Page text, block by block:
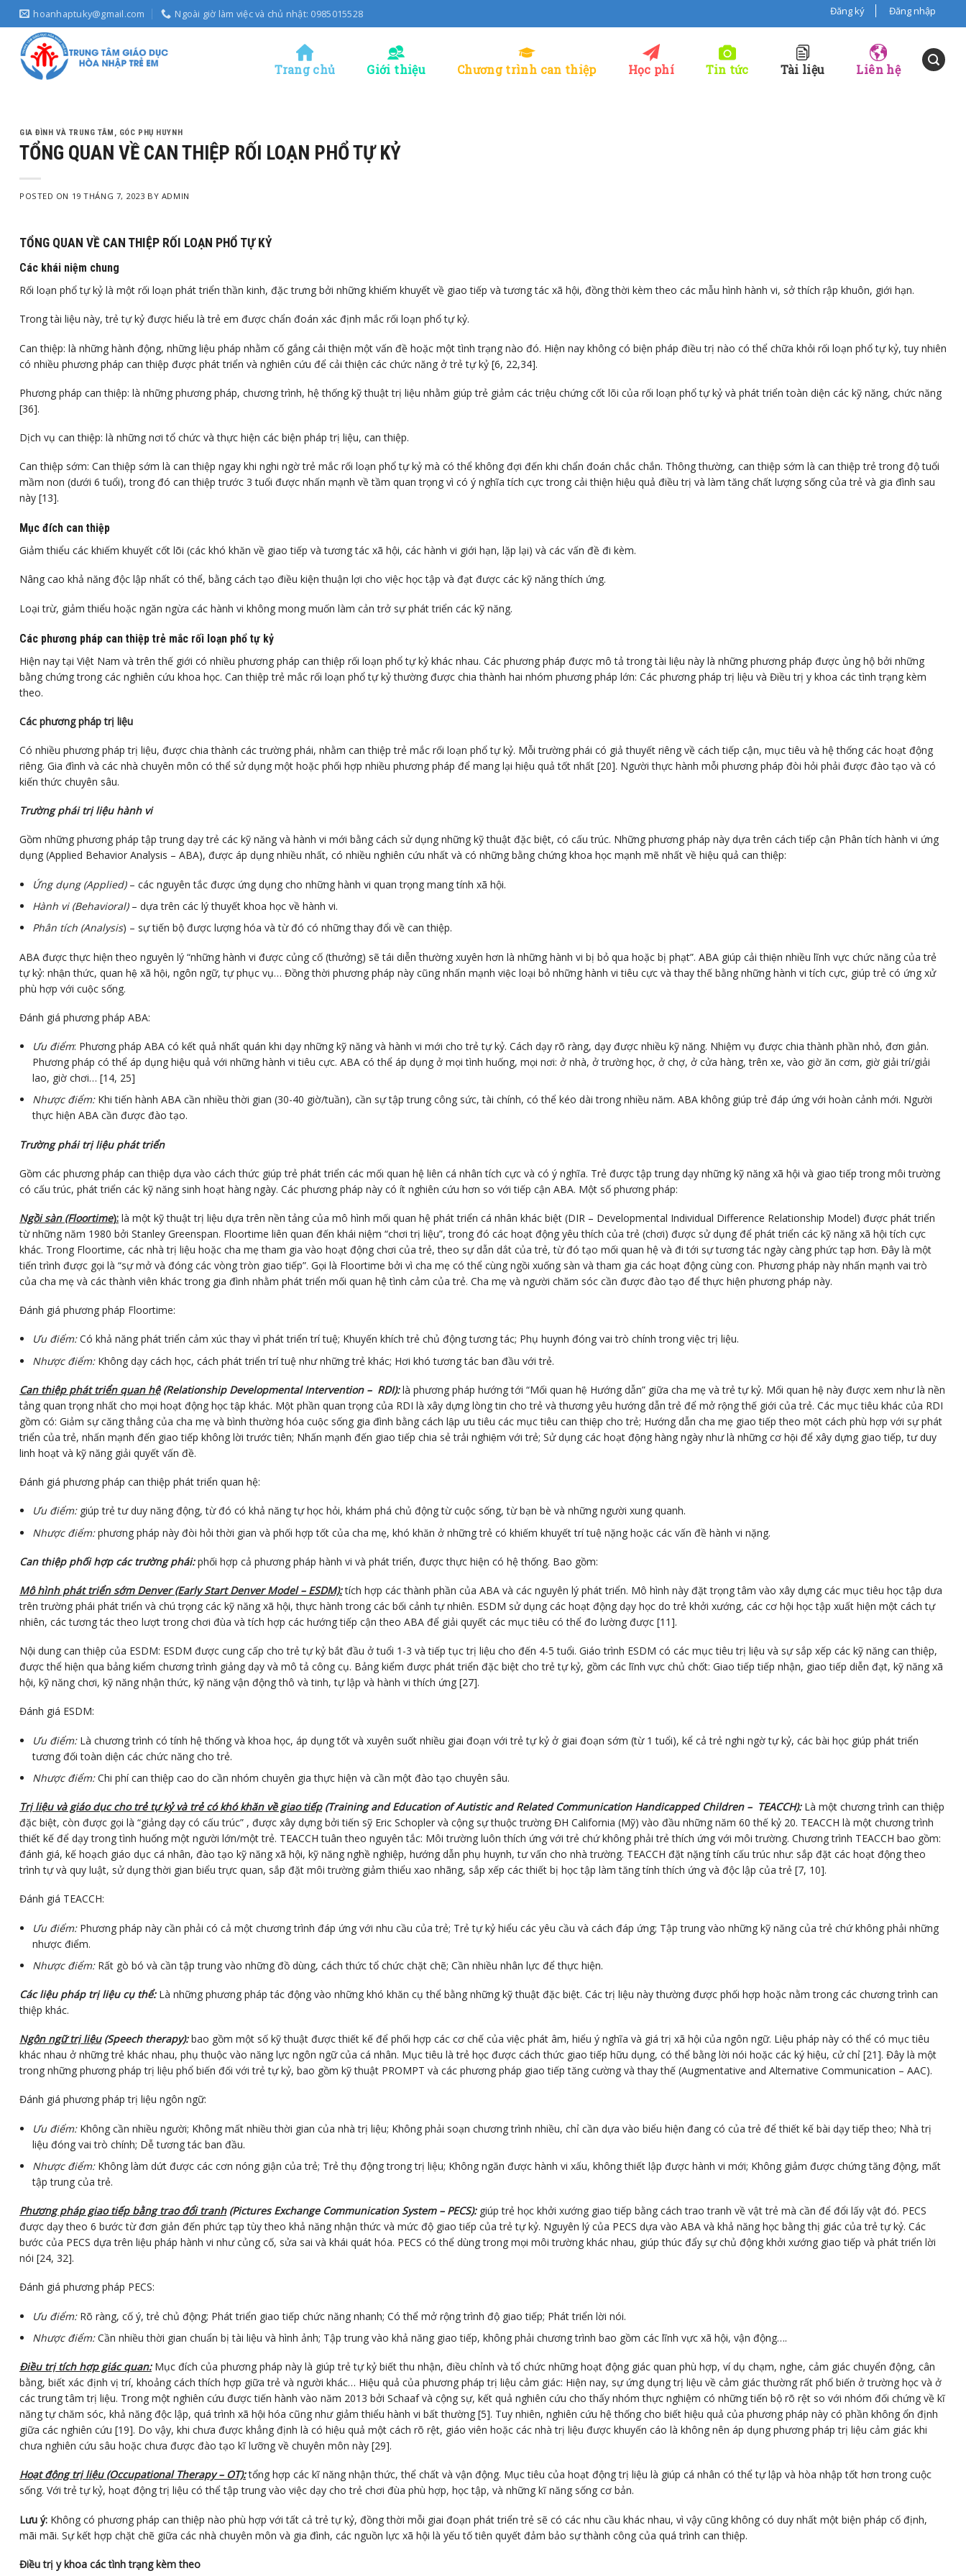
Skip
to
content
hoanhaptuky@gmail.com Ngoài giờ làm việc và chủ nhật: 0985015528 Đăng ký Đăng nhập
Trang chủ Giới thiệu Chương trình can thiệp Học phí Tin tức Tài liệu Liên hệ
GIA ĐÌNH VÀ TRUNG TÂM , GÓC PHỤ HUYNH
TỔNG QUAN VỀ CAN THIỆP RỐI LOẠN PHỔ TỰ KỶ
POSTED ON 19 THÁNG 7, 2023 BY ADMIN
TỔNG QUAN VỀ CAN THIỆP RỐI LOẠN PHỔ TỰ KỶ
Các khái niệm chung
Rối loạn phổ tự kỷ là một rối loạn phát triển thần kinh, đặc trưng bởi những khiếm khuyết về giao tiếp và tương tác xã hội, đồng thời kèm theo các mẫu hình hành vi, sở thích rập khuôn, giới hạn.
Trong tài liệu này, trẻ tự kỷ được hiểu là trẻ em được chẩn đoán xác định mắc rối loạn phổ tự kỷ.
Can thiệp: là những hành động, những liệu pháp nhằm cố gắng cải thiện một vấn đề hoặc một tình trạng nào đó. Hiện nay không có biện pháp điều trị nào có thể chữa khỏi rối loạn phổ tự kỷ, tuy nhiên
có nhiều phương pháp can thiệp được phát triển và nghiên cứu để cải thiện các chức năng ở trẻ tự kỷ [6, 22,34].
Phương pháp can thiệp: là những phương pháp, chương trình, hệ thống kỹ thuật trị liệu nhằm giúp trẻ giảm các triệu chứng cốt lõi của rối loạn phổ tự kỷ và phát triển toàn diện các kỹ năng, chức năng
[36].
Dịch vụ can thiệp: là những nơi tổ chức và thực hiện các biện pháp trị liệu, can thiệp.
Can thiệp sớm: Can thiệp sớm là can thiệp ngay khi nghi ngờ trẻ mắc rối loạn phổ tự kỷ mà có thể không đợi đến khi chẩn đoán chắc chắn. Thông thường, can thiệp sớm là can thiệp trẻ trong độ tuổi
mầm non (dưới 6 tuổi), trong đó can thiệp trước 3 tuổi được nhấn mạnh về tầm quan trọng vì có ý nghĩa tích cực trong cải thiện hiệu quả điều trị và làm tăng chất lượng sống của trẻ và gia đình sau
này [13].
Mục đích can thiệp
Giảm thiểu các khiếm khuyết cốt lõi (các khó khăn về giao tiếp và tương tác xã hội, các hành vi giới hạn, lặp lại) và các vấn đề đi kèm.
Nâng cao khả năng độc lập nhất có thể, bằng cách tạo điều kiện thuận lợi cho việc học tập và đạt được các kỹ năng thích ứng.
Loại trừ, giảm thiểu hoặc ngăn ngừa các hành vi không mong muốn làm cản trở sự phát triển các kỹ năng.
Các phương pháp can thiệp trẻ mắc rối loạn phổ tự kỷ
Hiện nay tại Việt Nam và trên thế giới có nhiều phương pháp can thiệp rối loạn phổ tự kỷ khác nhau. Các phương pháp được mô tả trong tài liệu này là những phương pháp được ủng hộ bởi những
bằng chứng trong các nghiên cứu khoa học. Can thiệp trẻ mắc rối loạn phổ tự kỷ thường được chia thành hai nhóm phương pháp lớn: Các phương pháp trị liệu và Điều trị y khoa các tình trạng kèm
theo.
Các phương pháp trị liệu
Có nhiều phương pháp trị liệu, được chia thành các trường phái, nhằm can thiệp trẻ mắc rối loạn phổ tự kỷ. Mỗi trường phái có giả thuyết riêng về cách tiếp cận, mục tiêu và hệ thống các hoạt động
riêng. Gia đình và các nhà chuyên môn có thể sử dụng một hoặc phối hợp nhiều phương pháp để mang lại hiệu quả tốt nhất [20]. Người thực hành mỗi phương pháp đòi hỏi phải được đào tạo và có
kiến thức chuyên sâu.
Trường phái trị liệu hành vi
Gồm những phương pháp tập trung dạy trẻ các kỹ năng và hành vi mới bằng cách sử dụng những kỹ thuật đặc biệt, có cấu trúc. Những phương pháp này dựa trên cách tiếp cận Phân tích hành vi ứng
dụng (Applied Behavior Analysis – ABA), được áp dụng nhiều nhất, có nhiều nghiên cứu nhất và có những bằng chứng khoa học mạnh mẽ nhất về hiệu quả can thiệp:
Ứng dụng (Applied)– các nguyên tắc được ứng dụng cho những hành vi quan trọng mang tính xã hội.
Hành vi (Behavioral) – dựa trên các lý thuyết khoa học về hành vi.
Phân tích (Analysis) – sự tiến bộ được lượng hóa và từ đó có những thay đổi về can thiệp.
ABA được thực hiện theo nguyên lý “những hành vi được củng cố (thưởng) sẽ tái diễn thường xuyên hơn là những hành vi bị bỏ qua hoặc bị phạt”. ABA giúp cải thiện nhiều lĩnh vực chức năng của trẻ
tự kỷ: nhận thức, quan hệ xã hội, ngôn ngữ, tự phục vụ… Đồng thời phương pháp này cũng nhấn mạnh việc loại bỏ những hành vi tiêu cực và thay thế bằng những hành vi tích cực, giúp trẻ có ứng xử
phù hợp với cuộc sống.
Đánh giá phương pháp ABA:
Ưu điểm: Phương pháp ABA có kết quả nhất quán khi dạy những kỹ năng và hành vi mới cho trẻ tự kỷ. Cách dạy rõ ràng, dạy được nhiều kỹ năng. Nhiệm vụ được chia thành phần nhỏ, đơn giản.
Phương pháp có thể áp dụng hiệu quả với những hành vi tiêu cực. ABA có thể áp dụng ở mọi tình huống, mọi nơi: ở nhà, ở trường học, ở chợ, ở cửa hàng, trên xe, vào giờ ăn cơm, giờ giải trí/giải
lao, giờ chơi… [14, 25]
Nhược điểm:Khi tiến hành ABA cần nhiều thời gian (30-40 giờ/tuần), cần sự tập trung công sức, tài chính, có thể kéo dài trong nhiều năm. ABA không giúp trẻ đáp ứng với hoàn cảnh mới. Người
thực hiện ABA cần được đào tạo.
Trường phái trị liệu phát triển
Gồm các phương pháp can thiệp dựa vào cách thức giúp trẻ phát triển các mối quan hệ liên cá nhân tích cực và có ý nghĩa. Trẻ được tập trung dạy những kỹ năng xã hội và giao tiếp trong môi trường
có cấu trúc, phát triển các kỹ năng sinh hoạt hàng ngày. Các phương pháp này có ít nghiên cứu hơn so với tiếp cận ABA. Một số phương pháp:
Ngồi sàn (Floortime): là một kỹ thuật trị liệu dựa trên nền tảng của mô hình mối quan hệ phát triển cá nhân khác biệt (DIR – Developmental Individual Difference Relationship Model) được phát triển
từ những năm 1980 bởi Stanley Greenspan. Floortime liên quan đến khái niệm “chơi trị liệu”, trong đó các hoạt động yêu thích của trẻ (chơi) được sử dụng để phát triển các kỹ năng xã hội tích cực
khác. Trong Floortime, các nhà trị liệu hoặc cha mẹ tham gia vào hoạt động chơi của trẻ, theo sự dẫn dắt của trẻ, từ đó tạo mối quan hệ và đi tới sự tương tác ngày càng phức tạp hơn. Đây là một
tiến trình được gọi là “sự mở và đóng các vòng tròn giao tiếp”. Gọi là Floortime bởi vì cha mẹ có thể cùng ngồi xuống sàn và tham gia các hoạt động cùng con. Phương pháp này nhấn mạnh vai trò
của cha mẹ và các thành viên khác trong gia đình nhằm phát triển mối quan hệ tình cảm của trẻ. Cha mẹ và người chăm sóc cần được đào tạo để thực hiện phương pháp này.
Đánh giá phương pháp Floortime:
Ưu điểm:Có khả năng phát triển cảm xúc thay vì phát triển trí tuệ; Khuyến khích trẻ chủ động tương tác; Phụ huynh đóng vai trò chính trong việc trị liệu.
Nhược điểm:Không dạy cách học, cách phát triển trí tuệ như những trẻ khác; Hơi khó tương tác ban đầu với trẻ.
Can thiệp phát triển quan hệ(Relationship Developmental Intervention – RDI): là phương pháp hướng tới “Mối quan hệ Hướng dẫn” giữa cha mẹ và trẻ tự kỷ. Mối quan hệ này được xem như là nền
tảng quan trọng nhất cho mọi hoạt động học tập khác. Một phần quan trọng của RDI là xây dựng lòng tin cho trẻ và thương yêu hướng dẫn trẻ để mở rộng thế giới của trẻ. Các mục tiêu khác của RDI
gồm có: Giảm sự căng thẳng của cha mẹ và bình thường hóa cuộc sống gia đình bằng cách lập ưu tiêu các mục tiêu can thiệp cho trẻ; Hướng dẫn cha mẹ giao tiếp theo một cách phù hợp với sự phát
triển của trẻ, nhấn mạnh đến giao tiếp không lời trước tiên; Nhấn mạnh đến giao tiếp chia sẻ trải nghiệm với trẻ; Sử dụng các hoạt động hàng ngày như là những cơ hội để xây dựng giao tiếp, tư duy
linh hoạt và kỹ năng giải quyết vấn đề.
Đánh giá phương pháp can thiệp phát triển quan hệ:
Ưu điểm:giúp trẻ tư duy năng động, từ đó có khả năng tự học hỏi, khám phá chủ động từ cuộc sống, từ bạn bè và những người xung quanh.
Nhược điểm:phương pháp này đòi hỏi thời gian và phối hợp tốt của cha mẹ, khó khăn ở những trẻ có khiếm khuyết trí tuệ nặng hoặc các vấn đề hành vi nặng.
Can thiệp phối hợp các trường phái:phối hợp cả phương pháp hành vi và phát triển, được thực hiện có hệ thống. Bao gồm:
Mô hình phát triển sớm Denver (Early Start Denver Model – ESDM):tích hợp các thành phần của ABA và các nguyên lý phát triển. Mô hình này đặt trọng tâm vào xây dựng các mục tiêu học tập dưa
trên trường phái phát triển và chú trọng các kỹ năng xã hội, thực hành trong các bối cảnh tự nhiên. ESDM sử dụng các hoạt động dạy học do trẻ khởi xướng, các cơ hội học tập xuất hiện một cách tự
nhiên, các tương tác theo lượt trong chơi đùa và tích hợp các hướng tiếp cận theo ABA để giải quyết các mục tiêu có thể đo lường được [11].
Nội dung can thiệp của ESDM: ESDM được cung cấp cho trẻ tự kỷ bắt đầu ở tuổi 1-3 và tiếp tục trị liệu cho đến 4-5 tuổi. Giáo trình ESDM có các mục tiêu trị liệu và sự sắp xếp các kỹ năng can thiệp,
được thể hiện qua bảng kiểm chương trình giảng dạy và mô tả công cụ. Bảng kiểm được phát triển đặc biệt cho trẻ tự kỷ, gồm các lĩnh vực chủ chốt: Giao tiếp tiếp nhận, giao tiếp diễn đạt, kỹ năng xã
hội, kỹ năng chơi, kỹ năng nhận thức, kỹ năng vận động thô và tinh, tự lập và hành vi thích ứng [27].
Đánh giá ESDM:
Ưu điểm:Là chương trình có tính hệ thống và khoa học, áp dụng tốt và xuyên suốt nhiều giai đoạn với trẻ tự kỷ ở giai đoạn sớm (từ 1 tuổi), kể cả trẻ nghi ngờ tự kỷ, các bài học giúp phát triển
tương đối toàn diện các chức năng cho trẻ.
Nhược điểm:Chi phí can thiệp cao do cần nhóm chuyên gia thực hiện và cần một đào tạo chuyên sâu.
Trị liệu và giáo dục cho trẻ tự kỷ và trẻ có khó khăn về giao tiếp(Training and Education of Autistic and Related Communication Handicapped Children – TEACCH):Là một chương trình can thiệp
đặc biệt, còn được gọi là “giảng dạy có cấu trúc” , được xây dựng bởi tiến sỹ Eric Schopler và cộng sự thuộc trường ĐH California (Mỹ) vào đầu những năm 60 thế kỷ 20. TEACCH là một chương trình
thiết kế để dạy trong tình huống một người lớn/một trẻ. TEACCH tuân theo nguyên tắc: Môi trường luôn thích ứng với trẻ chứ không phải trẻ thích ứng với môi trường. Chương trình TEACCH bao gồm:
đánh giá, kế hoạch giáo dục cá nhân, đào tạo kỹ năng xã hội, kỹ năng nghề nghiệp, hướng dẫn phụ huynh, tư vấn cho nhà trường. TEACCH đặt nặng tính cấu trúc như: sắp đặt các hoạt động theo
trình tự và quy luật, sử dụng thời gian biểu trực quan, sắp đặt môi trường giảm thiểu xao nhãng, sắp xếp các thiết bị học tập làm tăng tính thích ứng và độc lập của trẻ [7, 10].
Đánh giá TEACCH:
Ưu điểm:Phương pháp này cần phải có cả một chương trình đáp ứng với nhu cầu của trẻ; Trẻ tự kỷ hiểu các yêu cầu và cách đáp ứng; Tập trung vào những kỹ năng của trẻ chứ không phải những
nhược điểm.
Nhược điểm:Rất gò bó và cần tập trung vào những đồ dùng, cách thức tổ chức chặt chẽ; Cần nhiều nhân lực để thực hiện.
Các liệu pháp trị liệu cụ thể:Là những phương pháp tác động vào những khó khăn cụ thể bằng những kỹ thuật đặc biệt. Các trị liệu này thường được phối hợp hoặc nằm trong các chương trình can
thiệp khác.
Ngôn ngữ trị liệu(Speech therapy): bao gồm một số kỹ thuật được thiết kế để phối hợp các cơ chế của việc phát âm, hiểu ý nghĩa và giá trị xã hội của ngôn ngữ. Liệu pháp này có thể có mục tiêu
khác nhau ở những trẻ khác nhau, phụ thuộc vào năng lực ngôn ngữ của cá nhân. Mục tiêu là trẻ học được cách thức giao tiếp hữu dụng, có thể bằng lời nói hoặc các ký hiệu, cử chỉ [21]. Đây là một
trong những phương pháp trị liệu phổ biến đối với trẻ tự kỷ, bao gồm kỹ thuật PROMPT và các phương pháp giao tiếp tăng cường và thay thế (Augmentative and Alternative Communication – AAC).
Đánh giá phương pháp trị liệu ngôn ngữ:
Ưu điểm:Không cần nhiều người; Không mất nhiều thời gian của nhà trị liệu; Không phải soạn chương trình nhiều, chỉ cần dựa vào biểu hiện đang có của trẻ để thiết kế bài dạy tiếp theo; Nhà trị
liệu đóng vai trò chính; Dễ tương tác ban đầu.
Nhược điểm:Không làm dứt được các cơn nóng giận của trẻ; Trẻ thụ động trong trị liệu; Không ngăn được hành vi xấu, không thiết lập được hành vi mới; Không giảm được chứng tăng động, mất
tập trung của trẻ.
Phương pháp giao tiếp bằng trao đổi tranh(Pictures Exchange Communication System – PECS):giúp trẻ học khởi xướng giao tiếp bằng cách trao tranh về vật trẻ mà cần để đổi lấy vật đó. PECS
được dạy theo 6 bước từ đơn giản đến phức tạp tùy theo khả năng nhận thức và mức độ giao tiếp của trẻ tự kỷ. Nguyên lý của PECS dựa vào ABA và khả năng học bằng thị giác của trẻ tự kỷ. Các
bước của PECS dựa trên liệu pháp hành vi như củng cố, sửa sai và khái quát hóa. PECS có thể dùng trong mọi môi trường khác nhau, giúp thúc đẩy sự chủ động khởi xướng giao tiếp và phát triển lời
nói [24, 32].
Đánh giá phương pháp PECS:
Ưu điểm:Rõ ràng, cố ý, trẻ chủ động; Phát triển giao tiếp chức năng nhanh; Có thể mở rộng trình độ giao tiếp; Phát triển lời nói.
Nhược điểm:Cần nhiều thời gian chuẩn bị tài liệu và hình ảnh; Tập trung vào khả năng giao tiếp, không phải chương trình bao gồm các lĩnh vực xã hội, vận động….
Điều trị tích hợp giác quan: Mục đích của phương pháp này là giúp trẻ tự kỷ biết thu nhận, điều chỉnh và tổ chức những hoạt động giác quan phù hợp, ví dụ chạm, nghe, cảm giác chuyển động, cân
bằng, biết xác định vị trí, khoảng cách thích hợp giữa trẻ và người khác… Hiệu quả của phương pháp trị liệu cảm giác: Hiện nay, sự ứng dụng trị liệu về cảm giác thường rất phổ biến ở trường học và ở
các trung tâm trị liệu. Trong một nghiên cứu được tiến hành vào năm 2013 bởi Schaaf và cộng sự, kết quả nghiên cứu cho thấy nhóm thực nghiệm có những tiến bộ rõ rệt so với nhóm đối chứng về kĩ
năng tự chăm sóc, khả năng độc lập, quá trình xã hội hóa cũng như giảm thiểu hành vi bất thường [5]. Tuy nhiên, nghiên cứu hệ thống cho biết hiệu quả của phương pháp này có phần không ổn định
giữa các nghiên cứu [19]. Do vậy, khi chưa được khẳng định là có hiệu quả một cách rõ rệt, giáo viên hoặc các nhà trị liệu được khuyến cáo là không nên áp dụng phương pháp trị liệu cảm giác khi
chưa nghiên cứu sâu hoặc chưa được đào tạo kĩ lưỡng về chuyên môn này [29].
Hoạt động trị liệu (Occupational Therapy – OT): tổng hợp các kĩ năng nhận thức, thể chất và vận động. Mục tiêu của hoạt động trị liệu là giúp cá nhân có thể tự lập và hòa nhập tốt hơn trong cuộc
sống. Với trẻ tự kỷ, hoạt động trị liệu có thể tập trung vào việc dạy cho trẻ chơi đùa phù hợp, học tập, và những kĩ năng sống cơ bản.
Lưu ý: Không có phương pháp can thiệp nào phù hợp với tất cả trẻ tự kỷ, đồng thời mỗi giai đoạn phát triển trẻ sẽ có các nhu cầu khác nhau, vì vậy cũng không có duy nhất một biện pháp cố định,
mãi mãi. Sự kết hợp chặt chẽ giữa các nhà chuyên môn và gia đình, các nguồn lực xã hội là yếu tố tiên quyết đảm bảo sự thành công của quá trình can thiệp.
Điều trị y khoa các tình trạng kèm theo